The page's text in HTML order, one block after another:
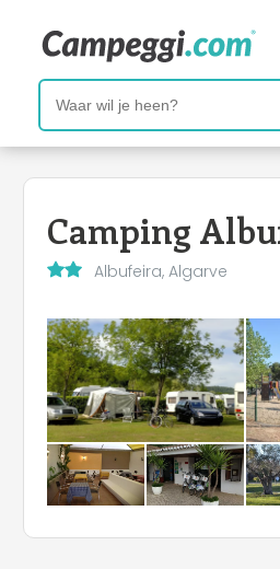
Camping
Albufeira, Algarve